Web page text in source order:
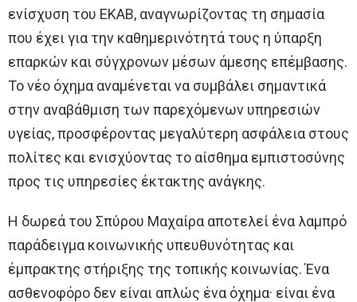
ενίσχυση του ΕΚΑΒ, αναγνωρίζοντας τη σημασία
που έχει για την καθημερινότητά τους η ύπαρξη
επαρκών και σύγχρονων μέσων άμεσης επέμβασης.
Το νέο όχημα αναμένεται να συμβάλει σημαντικά
στην αναβάθμιση των παρεχόμενων υπηρεσιών
υγείας, προσφέροντας μεγαλύτερη ασφάλεια στους
πολίτες και ενισχύοντας το αίσθημα εμπιστοσύνης
προς τις υπηρεσίες έκτακτης ανάγκης.
Η δωρεά του Σπύρου Μαχαίρα αποτελεί ένα λαμπρό
παράδειγμα κοινωνικής υπευθυνότητας και
έμπρακτης στήριξης της τοπικής κοινωνίας. Ένα
ασθενοφόρο δεν είναι απλώς ένα όχημα· είναι ένα